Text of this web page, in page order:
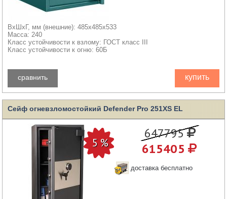
ВхШхГ, мм (внешние): 485x485x533
Масса: 240
Класс устойчивости к взлому: ГОСТ класс III
Класс устойчивости к огню: 60Б
купить
сравнить
Сейф огневзломостойкий Defender Pro 251XS EL
647795
615405
доставка бесплатно